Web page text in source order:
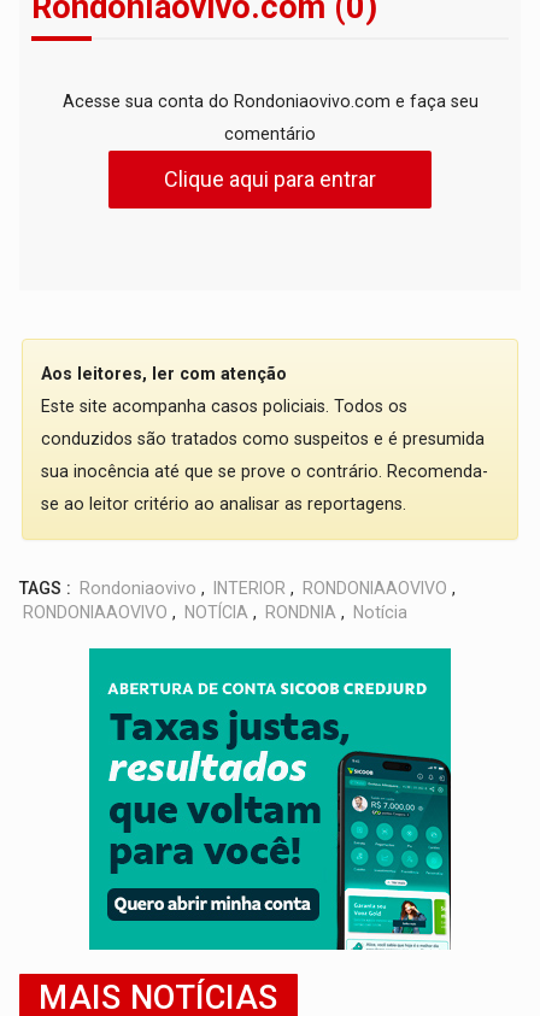
Acesse sua conta do Rondoniaovivo.com e faça seu
comentário
Clique aqui para entrar
Aos leitores, ler com atenção
Este site acompanha casos policiais. Todos os
conduzidos são tratados como suspeitos e é presumida
sua inocência até que se prove o contrário. Recomenda-
se ao leitor critério ao analisar as reportagens.
TAGS : Rondoniaovivo , INTERIOR , RONDONIAAOVIVO ,
RONDONIAAOVIVO , NOTÍCIA , RONDNIA , Notícia
MAIS NOTÍCIAS